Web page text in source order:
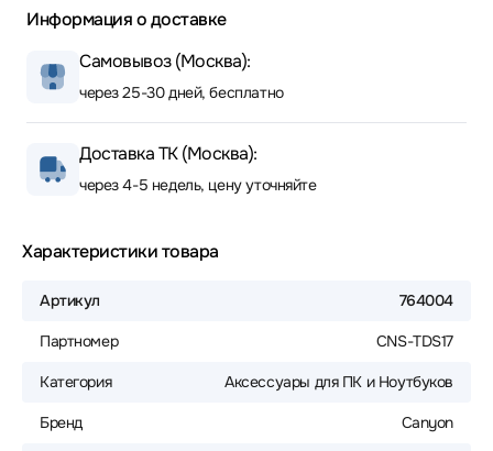
Информация о доставке
Самовывоз (Москва):
через 25-30 дней, бесплатно
Доставка ТК (Москва):
через 4-5 недель, цену уточняйте
Характеристики товара
Артикул 764004
Партномер CNS-TDS17
Категория Аксессуары для ПК и Ноутбуков
Бренд Canyon